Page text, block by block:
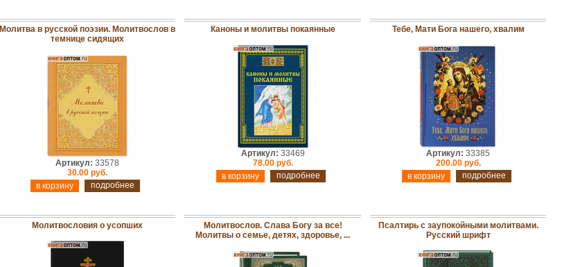
Молитва в русской поэзии. Молитвослов в
темнице сидящих
Артикул: 33578
30.00 руб.
подробнее
Каноны и молитвы покаянные
Артикул: 33469
78.00 руб.
подробнее
Тебе, Мати Бога нашего, хвалим
Артикул: 33385
200.00 руб.
подробнее
Молитвословия о усопших
Молитвослов. Слава Богу за все!
Молитвы о семье, детях, здоровье, ...
Псалтирь с заупокойными молитвами.
Русский шрифт